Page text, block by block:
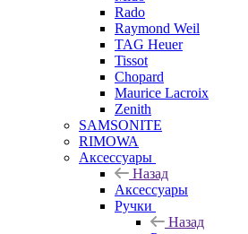
Rado
Raymond Weil
TAG Heuer
Tissot
Chopard
Maurice Lacroix
Zenith
SAMSONITE
RIMOWA
Аксессуары
Назад
Аксессуары
Ручки
Назад